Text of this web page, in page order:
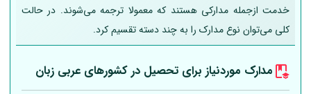
خدمت ازجمله مدارکی هستند که معمولا ترجمه می‌شوند. در حالت
کلی می‌توان نوع مدارک را به چند دسته تقسیم کرد.
مدارک موردنیاز برای تحصیل در کشورهای عربی زبان